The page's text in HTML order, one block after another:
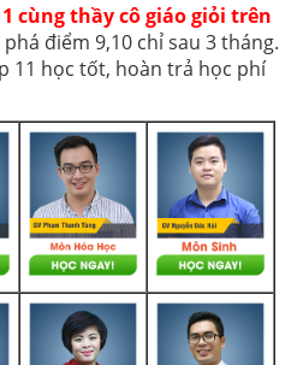
cùng thầy cô giáo giỏi trên
điểm 9,10 chỉ sau 3 tháng.
11 học tốt, hoàn trả học phí